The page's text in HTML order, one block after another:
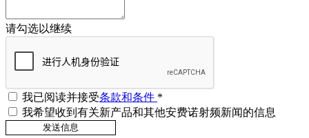
请勾选以继续
我已阅读并接受条款和条件 *
我希望收到有关新产品和其他安费诺射频新闻的信息